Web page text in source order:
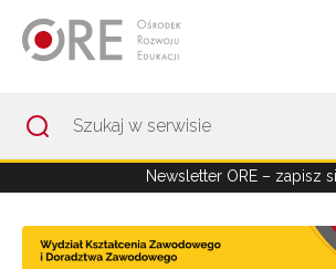
Newsletter ORE – zapisz